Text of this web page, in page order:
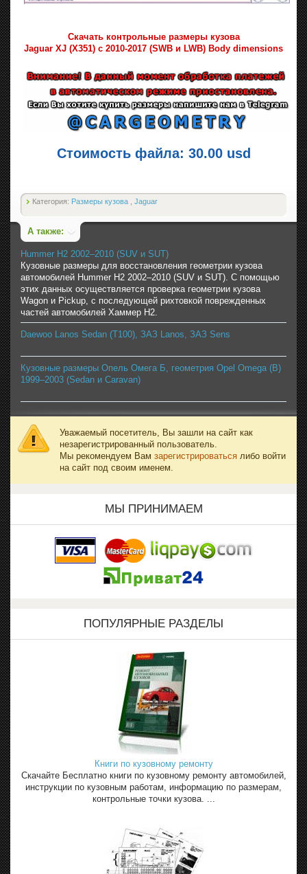
Скачать контрольные размеры кузова
Jaguar XJ (X351) с 2010-2017 (SWB и LWB) Body dimensions
Стоимость файла: 30.00 usd
Категория: Размеры кузова Jaguar
А также:
Hummer H2 2002–2010 (SUV и SUT)
Кузовные размеры для восстановления геометрии кузова
автомобилей Hummer H2 2002–2010 (SUV и SUT). С помощью
этих данных осуществляется проверка геометрии кузова
Wagon и Pickup, с последующей рихтовкой поврежденных
частей автомобилей Хаммер H2.
Daewoo Lanos Sedan (T100), ЗАЗ Lanos, ЗАЗ Sens
Кузовные размеры Опель Омега Б, геометрия Opel Omega (B)
1999–2003 (Sedan и Caravan)
Уважаемый посетитель, Вы зашли на сайт как
незарегистрированный пользователь.
Мы рекомендуем Вам зарегистрироваться либо войти
на сайт под своим именем.
МЫ ПРИНИМАЕМ
ПОПУЛЯРНЫЕ РАЗДЕЛЫ
Книги по кузовному ремонту
Скачайте Бесплатно книги по кузовному ремонту автомобилей,
инструкции по кузовным работам, информацию по размерам,
контрольные точки кузова. ...